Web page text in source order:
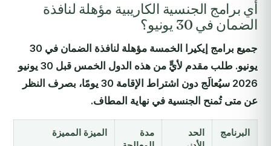
أي برامج الجنسية الكاريبية مؤهلة لنافذة
الضمان في 30 يونيو؟
جميع برامج إيكيرا الخمسة مؤهلة لنافذة الضمان في 30
يونيو. طلب مقدم لأيٍّ من هذه الدول الخمس قبل 30 يونيو
2026 سيُعالَج دون اشتراط الإقامة 30 يومًا، بصرف النظر
عن متى تُمنح الجنسية في نهاية المطاف.
البرنامج
الحد
مدة
الميزة المميزة